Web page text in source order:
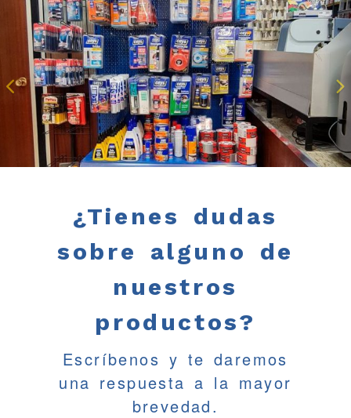
¿Tienes dudas
sobre alguno de
nuestros
productos?
Escríbenos y te daremos
una respuesta a la mayor
brevedad.